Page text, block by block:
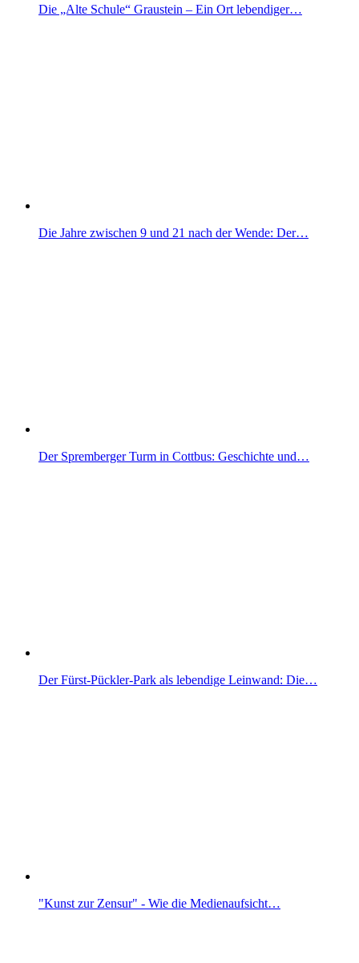
Die „Alte Schule“ Graustein – Ein Ort lebendiger…
Die Jahre zwischen 9 und 21 nach der Wende: Der…
Der Spremberger Turm in Cottbus: Geschichte und…
Der Fürst-Pückler-Park als lebendige Leinwand: Die…
"Kunst zur Zensur" - Wie die Medienaufsicht…